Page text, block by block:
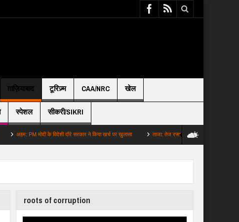
ग़ाज़ियाबाद टूरिज़्म CAA/NRC खेल
स्पेशल सीकरी/SIKRI
मोदी के विदेशी दौरे सरकार ने किया खर्च पर खुलासा ताजा: तेज रफ्तार कार ने बाइक को मारी जोरदार टक्कर 19
roots of corruption